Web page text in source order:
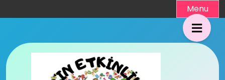
to
Menu